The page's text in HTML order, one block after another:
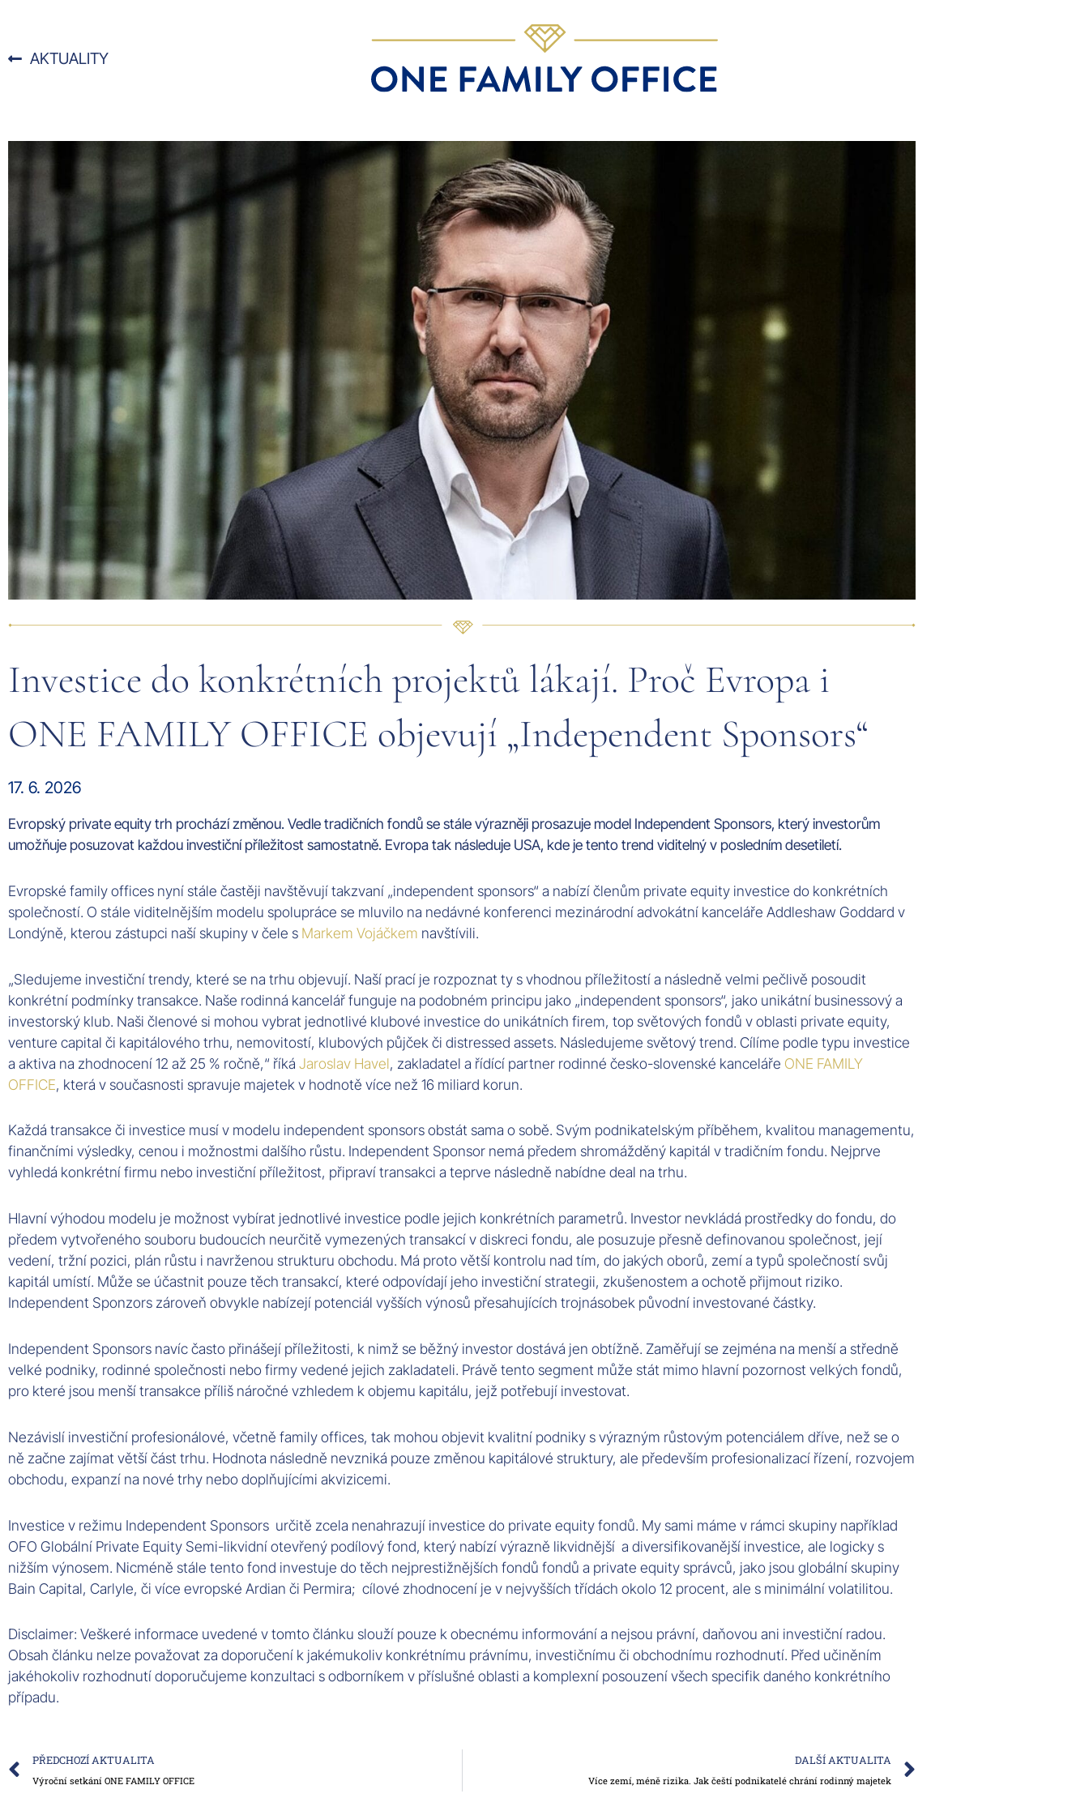
AKTUALITY
Investice do konkrétních projektů lákají. Proč Evropa i
ONE FAMILY OFFICE objevují „Independent Sponsors“
17. 6. 2026
Evropský private equity trh prochází změnou. Vedle tradičních fondů se stále výrazněji prosazuje model Independent Sponsors, který investorům
umožňuje posuzovat každou investiční příležitost samostatně. Evropa tak následuje USA, kde je tento trend viditelný v posledním desetiletí.
Evropské family offices nyní stále častěji navštěvují takzvaní „independent sponsors“ a nabízí členům private equity investice do konkrétních
společností. O stále viditelnějším modelu spolupráce se mluvilo na nedávné konferenci mezinárodní advokátní kanceláře Addleshaw Goddard v
Londýně, kterou zástupci naší skupiny v čele s Markem Vojáčkem navštívili.
„Sledujeme investiční trendy, které se na trhu objevují. Naší prací je rozpoznat ty s vhodnou příležitostí a následně velmi pečlivě posoudit
konkrétní podmínky transakce. Naše rodinná kancelář funguje na podobném principu jako „independent sponsors“, jako unikátní businessový a
investorský klub. Naši členové si mohou vybrat jednotlivé klubové investice do unikátních firem, top světových fondů v oblasti private equity,
venture capital či kapitálového trhu, nemovitostí, klubových půjček či distressed assets. Následujeme světový trend. Cílíme podle typu investice
a aktiva na zhodnocení 12 až 25 % ročně,“ říká Jaroslav Havel, zakladatel a řídící partner rodinné česko-slovenské kanceláře ONE FAMILY
OFFICE, která v současnosti spravuje majetek v hodnotě více než 16 miliard korun.
Každá transakce či investice musí v modelu independent sponsors obstát sama o sobě. Svým podnikatelským příběhem, kvalitou managementu,
finančními výsledky, cenou i možnostmi dalšího růstu. Independent Sponsor nemá předem shromážděný kapitál v tradičním fondu. Nejprve
vyhledá konkrétní firmu nebo investiční příležitost, připraví transakci a teprve následně nabídne deal na trhu.
Hlavní výhodou modelu je možnost vybírat jednotlivé investice podle jejich konkrétních parametrů. Investor nevkládá prostředky do fondu, do
předem vytvořeného souboru budoucích neurčitě vymezených transakcí v diskreci fondu, ale posuzuje přesně definovanou společnost, její
vedení, tržní pozici, plán růstu i navrženou strukturu obchodu. Má proto větší kontrolu nad tím, do jakých oborů, zemí a typů společností svůj
kapitál umístí. Může se účastnit pouze těch transakcí, které odpovídají jeho investiční strategii, zkušenostem a ochotě přijmout riziko.
Independent Sponzors zároveň obvykle nabízejí potenciál vyšších výnosů přesahujících trojnásobek původní investované částky.
Independent Sponsors navíc často přinášejí příležitosti, k nimž se běžný investor dostává jen obtížně. Zaměřují se zejména na menší a středně
velké podniky, rodinné společnosti nebo firmy vedené jejich zakladateli. Právě tento segment může stát mimo hlavní pozornost velkých fondů,
pro které jsou menší transakce příliš náročné vzhledem k objemu kapitálu, jejž potřebují investovat.
Nezávislí investiční profesionálové, včetně family offices, tak mohou objevit kvalitní podniky s výrazným růstovým potenciálem dříve, než se o
ně začne zajímat větší část trhu. Hodnota následně nevzniká pouze změnou kapitálové struktury, ale především profesionalizací řízení, rozvojem
obchodu, expanzí na nové trhy nebo doplňujícími akvizicemi.
Investice v režimu Independent Sponsors určitě zcela nenahrazují investice do private equity fondů. My sami máme v rámci skupiny například
OFO Globální Private Equity Semi-likvidní otevřený podílový fond, který nabízí výrazně likvidnější a diversifikovanější investice, ale logicky s
nižším výnosem. Nicméně stále tento fond investuje do těch nejprestižnějších fondů fondů a private equity správců, jako jsou globální skupiny
Bain Capital, Carlyle, či více evropské Ardian či Permira; cílové zhodnocení je v nejvyšších třídách okolo 12 procent, ale s minimální volatilitou.
Disclaimer: Veškeré informace uvedené v tomto článku slouží pouze k obecnému informování a nejsou právní, daňovou ani investiční radou.
Obsah článku nelze považovat za doporučení k jakémukoliv konkrétnímu právnímu, investičnímu či obchodnímu rozhodnutí. Před učiněním
jakéhokoliv rozhodnutí doporučujeme konzultaci s odborníkem v příslušné oblasti a komplexní posouzení všech specifik daného konkrétního
případu.
Prev
PŘEDCHOZÍ AKTUALITA
Výroční setkání ONE FAMILY OFFICE
DALŠÍ AKTUALITA
Více zemí, méně rizika. Jak čeští podnikatelé chrání rodinný majetek